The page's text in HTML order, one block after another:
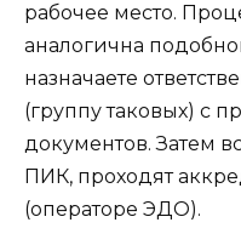
рабочее место.
аналогична
назначаете
(группу таковых) с
документов. Затем
ПИК, проходят
(операторе ЭДО).